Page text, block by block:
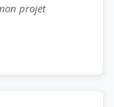
projet